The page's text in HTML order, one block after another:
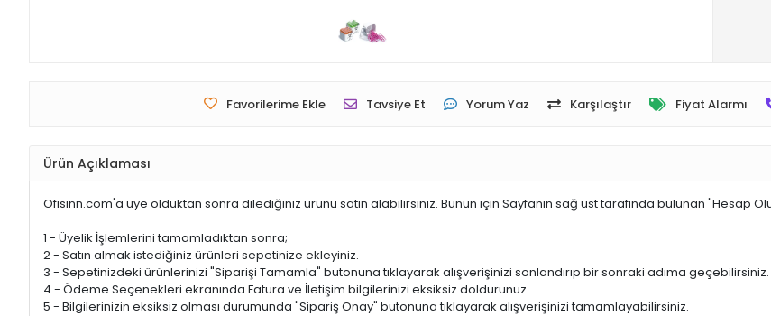
Favorilerime Ekle Tavsiye Et Yorum Yaz Karşılaştır Fiyat Alarmı
Ürün Açıklaması
Ofisinn.com'a üye olduktan sonra dilediğiniz ürünü satın alabilirsiniz. Bunun için Sayfanın sağ üst tarafında bulunan "Hesap
1 - Üyelik İşlemlerini tamamladıktan sonra;
2 - Satın almak istediğiniz ürünleri sepetinize ekleyiniz.
3 - Sepetinizdeki ürünlerinizi "Siparişi Tamamla" butonuna tıklayarak alışverişinizi sonlandırıp bir sonraki adıma geçebilirsiniz.
4 - Ödeme Seçenekleri ekranında Fatura ve İletişim bilgilerinizi eksiksiz doldurunuz.
5 - Bilgilerinizin eksiksiz olması durumunda "Sipariş Onay" butonuna tıklayarak alışverişinizi tamamlayabilirsiniz.